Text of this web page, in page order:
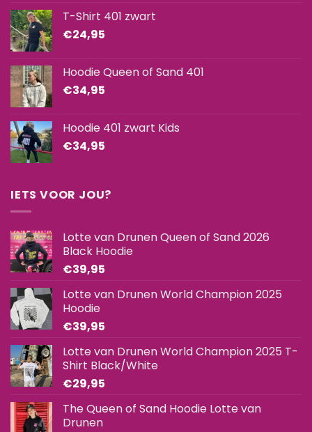
T-Shirt 401 zwart
€24,95
Hoodie Queen of Sand 401
€34,95
Hoodie 401 zwart Kids
€34,95
IETS VOOR JOU?
Lotte van Drunen Queen of Sand 2026
Black Hoodie
€39,95
Lotte van Drunen World Champion 2025
Hoodie
€39,95
Lotte van Drunen World Champion 2025 T-
Shirt Black/White
€29,95
The Queen of Sand Hoodie Lotte van
Drunen